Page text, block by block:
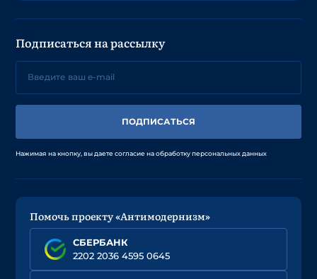
Подписаться на рассылку
ПОДПИСАТЬСЯ
Нажимая на кнопку, вы даете согласие на обработку персональных данных
Помочь проекту «Антимодернизм»
СБЕРБАНК
2202 2036 4595 0645